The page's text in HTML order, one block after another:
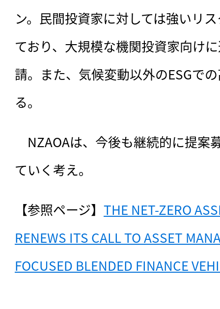
ン。民間投資家に対しては強いリ
ており、大規模な機関投資家向け
請。また、気候変動以外のESGで
る。
NZAOAは、今後も継続的に提案
ていく考え。
【参照ページ】 THE NET-ZERO
RENEWS ITS CALL TO ASSET
FOCUSED BLENDED FINANCE